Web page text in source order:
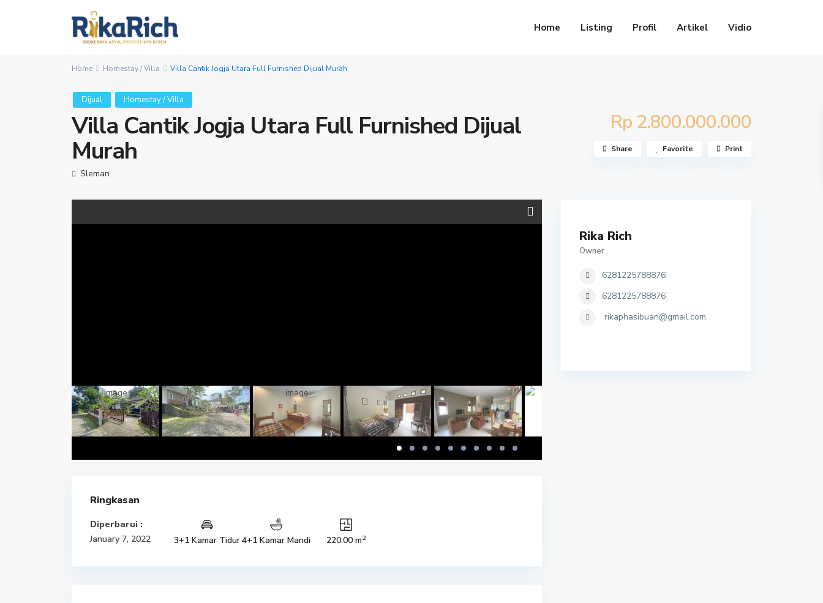
Home Listing Profil Artikel Vidio
Home Homestay / Villa Villa Cantik Jogja Utara Full Furnished Dijual Murah
Dijual Homestay / Villa
Villa Cantik Jogja Utara Full Furnished Dijual
Murah
Rp 2.800.000.000
Sleman
Share Favorite Print
Ringkasan
Diperbarui :
January 7, 2022
3+1 Kamar Tidur4+1 Kamar Mandi 220.00 m2
Rika Rich
Owner
6281225788876
6281225788876
rikaphasibuan@gmail.com